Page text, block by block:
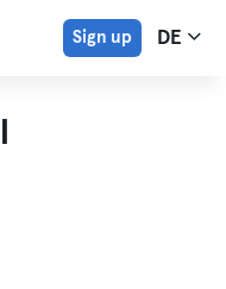
Sign up DE